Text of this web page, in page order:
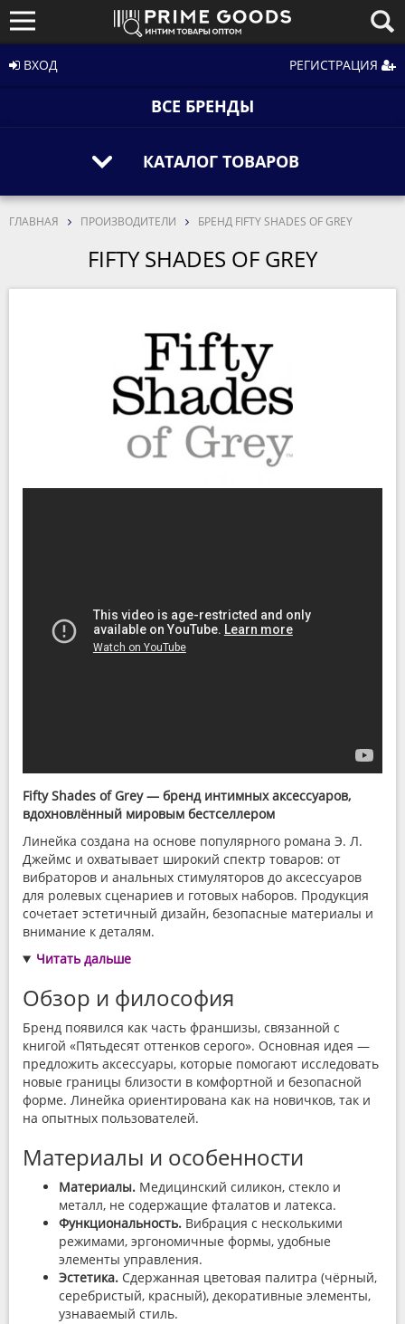
ВХОД РЕГИСТРАЦИЯ
ВСЕ БРЕНДЫ
КАТАЛОГ ТОВАРОВ
ГЛАВНАЯ ПРОИЗВОДИТЕЛИ БРЕНД FIFTY SHADES OF GREY
FIFTY SHADES OF GREY
Fifty Shades of Grey — бренд интимных аксессуаров,
вдохновлённый мировым бестселлером
Линейка создана на основе популярного романа Э. Л.
Джеймс и охватывает широкий спектр товаров: от
вибраторов и анальных стимуляторов до аксессуаров
для ролевых сценариев и готовых наборов. Продукция
сочетает эстетичный дизайн, безопасные материалы и
внимание к деталям.
Читать дальше
Обзор и философия
Бренд появился как часть франшизы, связанной с
книгой «Пятьдесят оттенков серого». Основная идея —
предложить аксессуары, которые помогают исследовать
новые границы близости в комфортной и безопасной
форме. Линейка ориентирована как на новичков, так и
на опытных пользователей.
Материалы и особенности
Материалы. Медицинский силикон, стекло и
металл, не содержащие фталатов и латекса.
Функциональность. Вибрация с несколькими
режимами, эргономичные формы, удобные
элементы управления.
Эстетика. Сдержанная цветовая палитра (чёрный,
серебристый, красный), декоративные элементы,
узнаваемый стиль.